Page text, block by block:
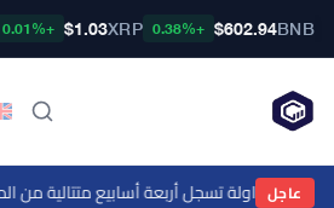
BNB
$602.94
+0.38%
XRP
$1.03
+0.01%
عاجل